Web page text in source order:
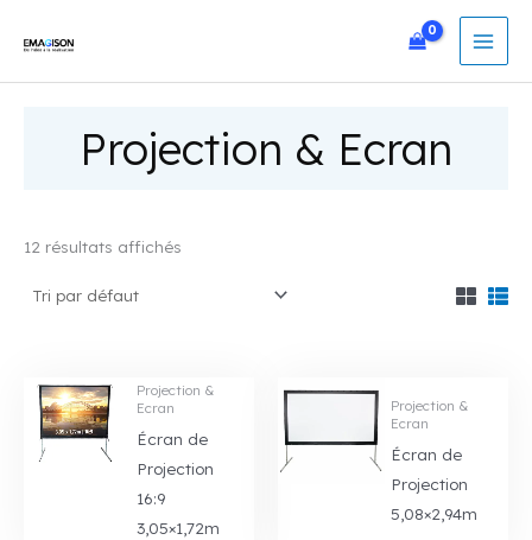
Projection & Ecran
12 résultats affichés
Projection &
Ecran
Écran de
Projection
16:9
3,05×1,72m
Projection &
Ecran
Écran de
Projection
5,08×2,94m